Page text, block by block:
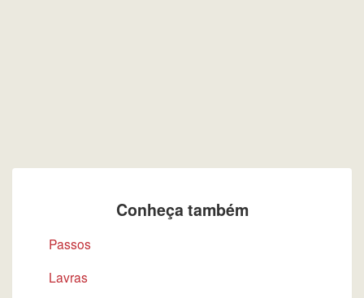
Conheça também
Passos
Lavras